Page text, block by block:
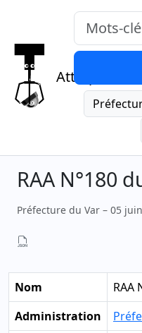
Attrap
Mots-clés,
RAA N°180
Préfecture du Var – 05
Nom
RAA
Administration